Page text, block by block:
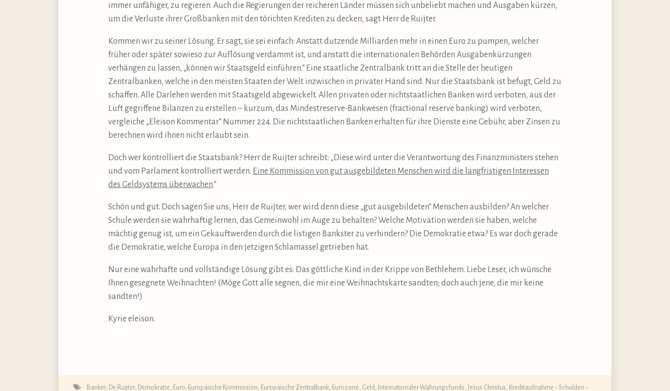
immer unfähiger, zu regieren. Auch die Regierungen der reicheren Länder müssen sich unbeliebt machen und Ausgaben kürzen,
um die Verluste ihrer Großbanken mit den törichten Krediten zu decken, sagt Herr de Ruijter.
Kommen wir zu seiner Lösung. Er sagt, sie sei einfach: Anstatt dutzende Milliarden mehr in einen Euro zu pumpen, welcher
früher oder später sowieso zur Auflösung verdammt ist, und anstatt die internationalen Behörden Ausgabenkürzungen
verhängen zu lassen, „können wir Staatsgeld einführen.“ Eine staatliche Zentralbank tritt an die Stelle der heutigen
Zentralbanken, welche in den meisten Staaten der Welt inzwischen in privater Hand sind. Nur die Staatsbank ist befugt, Geld zu
schaffen. Alle Darlehen werden mit Staatsgeld abgewickelt. Allen privaten oder nichtstaatlichen Banken wird verboten, aus der
Luft gegriffene Bilanzen zu erstellen – kurzum, das Mindestreserve-Bankwesen (fractional reserve banking) wird verboten,
vergleiche „Eleison Kommentar“ Nummer 224. Die nichtstaatlichen Banken erhalten für ihre Dienste eine Gebühr, aber Zinsen zu
berechnen wird ihnen nicht erlaubt sein.
Doch wer kontrolliert die Staatsbank? Herr de Ruijter schreibt: „Diese wird unter die Verantwortung des Finanzministers stehen
und vom Parlament kontrolliert werden. Eine Kommission von gut ausgebildeten Menschen wird die langfristigen Interessen
des Geldsystems überwachen.“
Schön und gut. Doch sagen Sie uns, Herr de Ruijter, wer wird denn diese „gut ausgebildeten“ Menschen ausbilden? An welcher
Schule werden sie wahrhaftig lernen, das Gemeinwohl im Auge zu behalten? Welche Motivation werden sie haben, welche
mächtig genug ist, um ein Gekauftwerden durch die listigen Bankster zu verhindern? Die Demokratie etwa? Es war doch gerade
die Demokratie, welche Europa in den jetzigen Schlamassel getrieben hat.
Nur eine wahrhafte und vollständige Lösung gibt es: Das göttliche Kind in der Krippe von Bethlehem. Liebe Leser, ich wünsche
Ihnen gesegnete Weihnachten! (Möge Gott alle segnen, die mir eine Weihnachtskarte sandten; doch auch jene, die mir keine
sandten!)
Kyrie eleison.
Banker, De Ruijter, Demokratie Euro Europäische Kommission Europäische Zentralbank Eurozone Geld Internationaler Währungsfonds Jesus Christus Kreditaufnahme - Schulden -